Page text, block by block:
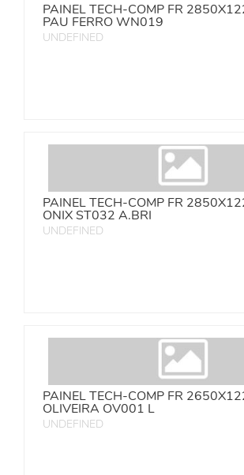
PAINEL TECH-COMP FR
PAU FERRO WN019
UNDEFINED
PAINEL TECH-COMP FR
ONIX ST032 A.BRI
UNDEFINED
PAINEL TECH-COMP FR
OLIVEIRA OV001 L
UNDEFINED